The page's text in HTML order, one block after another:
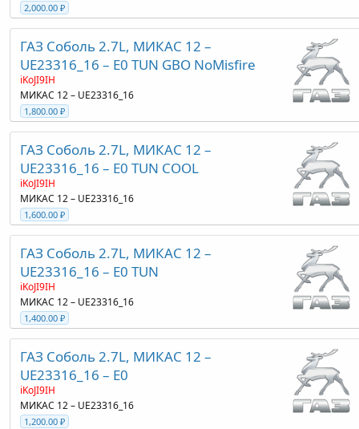
2,000.00 ₽
ГАЗ Соболь 2.7L, МИКАС 12 –
UE23316_16 – E0 TUN GBO NoMisfire
iKoJI9IH
МИКАС 12 – UE23316_16
1,800.00 ₽
ГАЗ Соболь 2.7L, МИКАС 12 –
UE23316_16 – E0 TUN COOL
iKoJI9IH
МИКАС 12 – UE23316_16
1,600.00 ₽
ГАЗ Соболь 2.7L, МИКАС 12 –
UE23316_16 – E0 TUN
iKoJI9IH
МИКАС 12 – UE23316_16
1,400.00 ₽
ГАЗ Соболь 2.7L, МИКАС 12 –
UE23316_16 – E0
iKoJI9IH
МИКАС 12 – UE23316_16
1,200.00 ₽